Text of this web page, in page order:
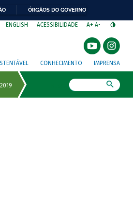
ÓRGÃOS DO GOVERNO
ENGLISH ACESSIBILIDADE A+ A-
CONHECIMENTO IMPRENSA